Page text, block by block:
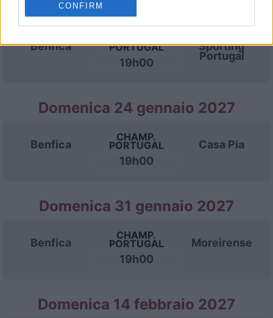
CONFIRM
Domenica 27 dicembre
Benfica PORTUGAL
19h00
Sporting
Portugal
Domenica 24 gennaio 2027
Benfica
CHAMP.
PORTUGAL
19h00
Casa Pia
Domenica 31 gennaio 2027
Benfica
CHAMP.
PORTUGAL
19h00
Moreirense
Domenica 14 febbraio 2027